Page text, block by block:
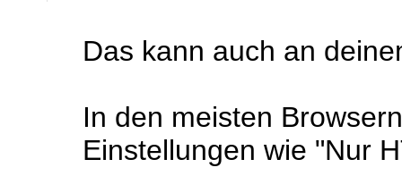
Das kann auch an
In den meisten
Einstellungen wie "Nur